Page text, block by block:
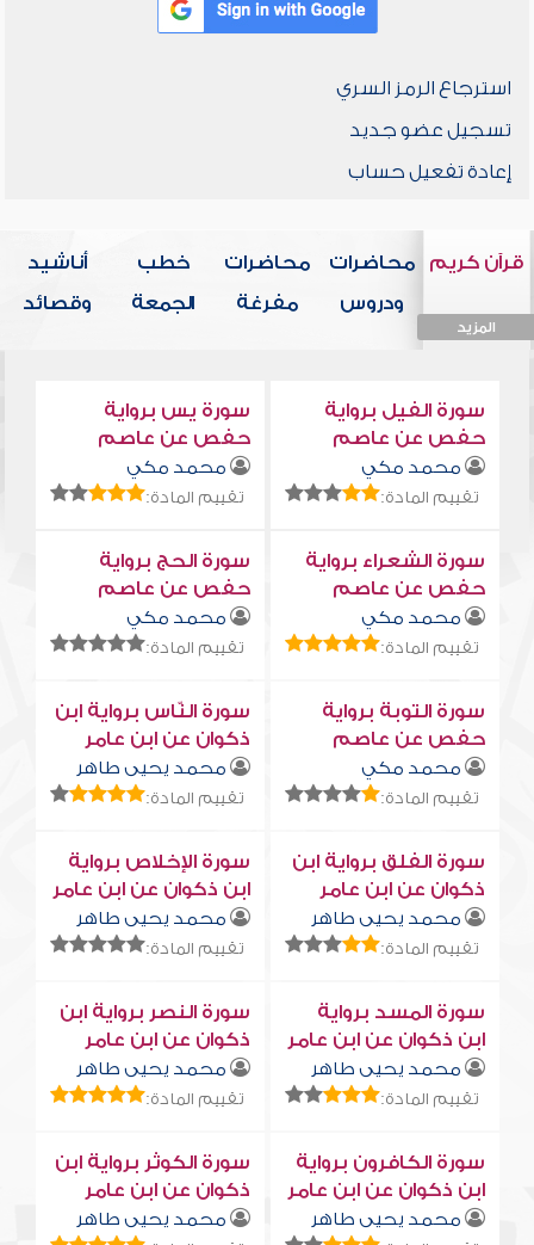
استرجاع الرمز السري
تسجيل عضو جديد
إعادة تفعيل حساب
قرآن كريم
المزيد
محاضرات
ودروس
محاضرات
مفرغة
خطب
الجمعة
أناشيد
وقصائد
سورة الفيل برواية
حفص عن عاصم
محمد مكي
تقييم المادة:
سورة يس برواية
حفص عن عاصم
محمد مكي
تقييم المادة:
سورة الشعراء برواية
حفص عن عاصم
محمد مكي
تقييم المادة:
سورة الحج برواية
حفص عن عاصم
محمد مكي
تقييم المادة:
سورة التوبة برواية
حفص عن عاصم
محمد مكي
تقييم المادة:
سورة النّاس برواية ابن
ذكوان عن ابن عامر
محمد يحيى طاهر
تقييم المادة:
سورة الفلق برواية ابن
ذكوان عن ابن عامر
محمد يحيى طاهر
تقييم المادة:
سورة الإخلاص برواية
ابن ذكوان عن ابن عامر
محمد يحيى طاهر
تقييم المادة:
سورة المسد برواية
ابن ذكوان عن ابن عامر
محمد يحيى طاهر
تقييم المادة:
سورة النصر برواية ابن
ذكوان عن ابن عامر
محمد يحيى طاهر
تقييم المادة:
سورة الكافرون برواية
ابن ذكوان عن ابن عامر
محمد يحيى طاهر
سورة الكوثر برواية ابن
ذكوان عن ابن عامر
محمد يحيى طاهر